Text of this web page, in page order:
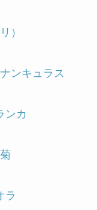
）
ンキュラス
ンカ
菊
ラ